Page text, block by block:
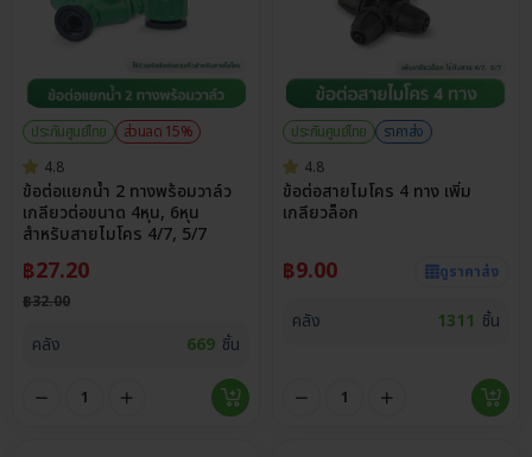
ประกันศูนย์ไทย
ส่วนลด 15%
4.8
ข้อต่อแยกน้ำ 2 ทางพร้อมวาล์ว
เกลียวต่อขนาด 4หุน, 6หุน
สำหรับสายไมโคร 4/7, 5/7
฿27.20
฿32.00
คลัง 669 ชิ้น
ประกันศูนย์ไทย
ราคาส่ง
4.8
ข้อต่อสายไมโคร 4 ทาง เพิ่ม
เกลียวล็อก
฿9.00 ดูราคาส่ง
คลัง 1311 ชิ้น